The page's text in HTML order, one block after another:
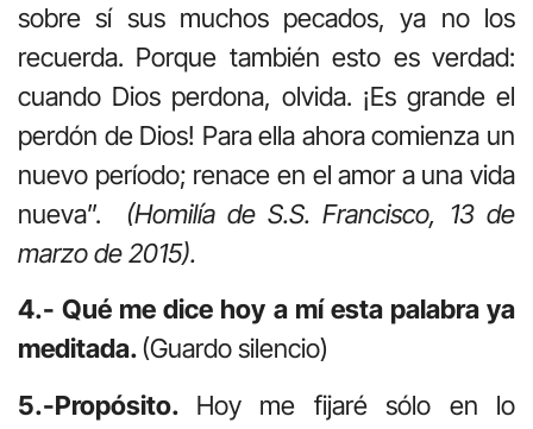
sobre sí sus muchos pecados, ya no los
recuerda. Porque también esto es verdad:
cuando Dios perdona, olvida. ¡Es grande el
perdón de Dios! Para ella ahora comienza un
nuevo período; renace en el amor a una vida
nueva”.
(Homilía de S.S. Francisco, 13 de
marzo de 2015).
4.- Qué me dice hoy a mí esta palabra ya
meditada.(Guardo silencio)
5.-Propósito. Hoy me fijaré sólo en lo